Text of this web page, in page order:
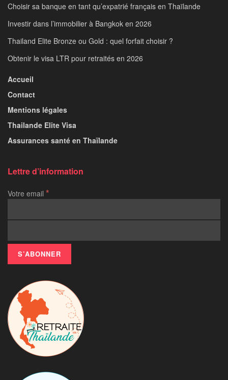
Choisir sa banque en tant qu’expatrié français en Thaïlande
Investir dans l’immobilier à Bangkok en 2026
Thailand Elite Bronze ou Gold : quel forfait choisir ?
Obtenir le visa LTR pour retraités en 2026
Accueil
Contact
Mentions légales
Thailande Elite Visa
Assurances santé en Thaïlande
Lettre d’information
Votre email *